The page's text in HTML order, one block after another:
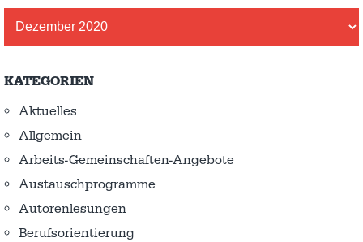
KATEGORIEN
Aktuelles
Allgemein
Arbeits-Gemeinschaften-Angebote
Austausch­programme
Autorenlesungen
Berufsorientierung